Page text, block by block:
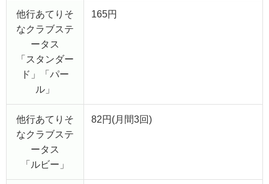
他行あてりそ
なクラブステ
ータス
「スタンダー
ド」「パー
ル」
165円
他行あてりそ
なクラブステ
ータス
「ルビー」
82円(月間3回)